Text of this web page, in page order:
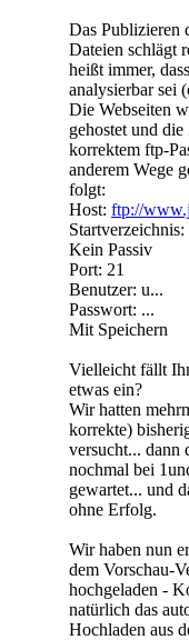
Das Publizieren
Dateien schlägt
heißt immer,
analysierbar sei
Die Webseiten
gehostet und
korrektem ftp-
anderem Wege
folgt:
Host: ftp://
Startverzeichnis:
Kein Passiv
Port: 21
Benutzer: u...
Passwort: ...
Mit Speichern
Vielleicht fällt
etwas ein?
Wir hatten
korrekte)
versucht... dann
nochmal bei
gewartet... und
ohne Erfolg.
Wir haben nun
dem Vorschau-
hochgeladen -
natürlich das
Hochladen aus